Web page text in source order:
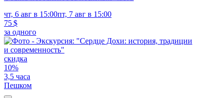
чт, 6 авг в 15:00пт, 7 авг в 15:00
75 $
за одного
скидка
10%
3,5 часа
Пешком